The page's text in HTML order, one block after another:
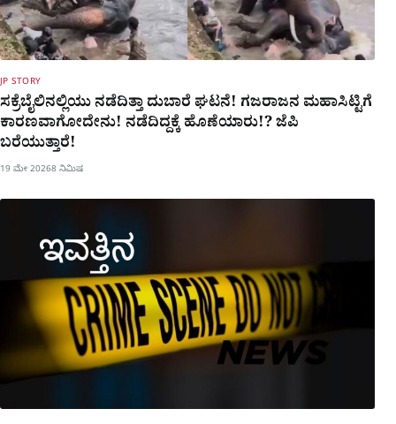
JP STORY
ಸಕ್ರೆಬೈಲಿನಲ್ಲಿಯು ನಡೆದಿತ್ತಾ ದುಬಾರೆ ಘಟನೆ! ಗಜರಾಜನ ಮಹಾಸಿಟ್ಟಿಗೆ
ಕಾರಣವಾಗೋದೇನು! ನಡೆದಿದ್ದಕ್ಕೆ ಹೊಣೆಯಾರು!? ಜೆಪಿ
ಬರೆಯುತ್ತಾರೆ!
19 ಮೇ 20268 ನಿಮಿಷ